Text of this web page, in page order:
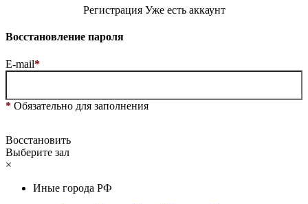
Регистрация Уже есть аккаунт
Восстановление пароля
E-mail*
* Обязательно для заполнения
Восстановить
Выберите зал
×
Иные города РФ